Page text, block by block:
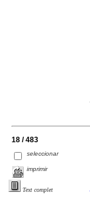
18 / 483
seleccionar
imprimir
Text complet